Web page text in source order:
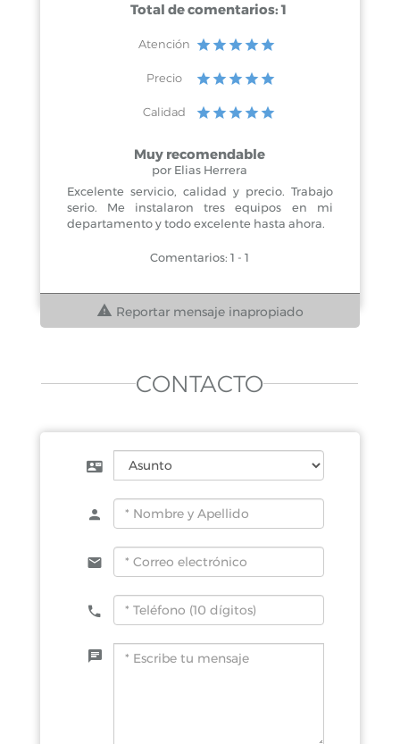
Total de comentarios: 1
Reportar mensaje inapropiado
Atención
Precio
Calidad
Muy recomendable
por Elias Herrera
Excelente servicio, calidad y precio. Trabajo
serio. Me instalaron tres equipos en mi
departamento y todo excelente hasta ahora.
Comentarios: 1 - 1
CONTACTO